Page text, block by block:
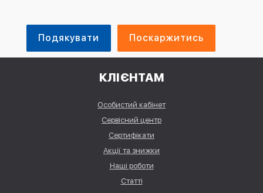
Подякувати Поскаржитись
Ваш номер
телефону*
Ваше
Ваш номер
телефону*
Ваше
повідомлення
КЛІЄНТАМ
Особистий кабінет
Сервісний центр
Сертифікати
Акції та знижки
Наші роботи
Статті